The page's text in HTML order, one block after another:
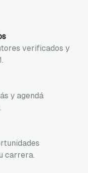
verificados y
y agendá
carrera.